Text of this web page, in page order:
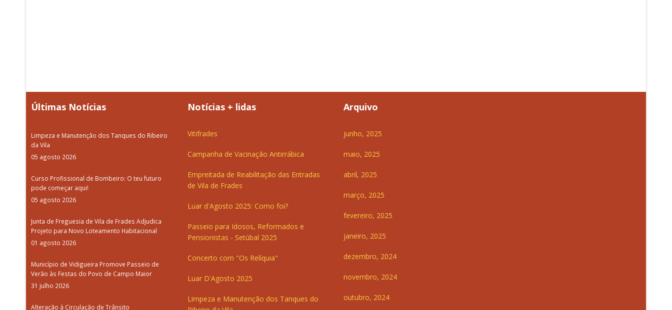
Últimas Notícias
Limpeza e Manutenção dos Tanques do Ribeiro
da Vila
05 agosto 2026
Curso Profissional de Bombeiro: O teu futuro
pode começar aqui!
05 agosto 2026
Junta de Freguesia de Vila de Frades Adjudica
Projeto para Novo Loteamento Habitacional
01 agosto 2026
Município de Vidigueira Promove Passeio de
Verão às Festas do Povo de Campo Maior
31 julho 2026
Alteração à Circulação de Trânsito
Notícias + lidas
Vitifrades
Campanha de Vacinação Antirrábica
Empreitada de Reabilitação das Entradas
de Vila de Frades
Luar d'Agosto 2025: Como foi?
Passeio para Idosos, Reformados e
Pensionistas - Setúbal 2025
Concerto com "Os Relíquia"
Luar D'Agosto 2025
Limpeza e Manutenção dos Tanques do
Arquivo
junho, 2025
maio, 2025
abril, 2025
março, 2025
fevereiro, 2025
janeiro, 2025
dezembro, 2024
novembro, 2024
outubro, 2024